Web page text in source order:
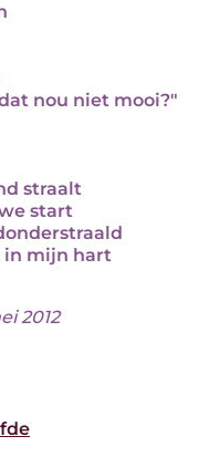
nou niet mooi?"
straalt
start
in mijn hart
2012